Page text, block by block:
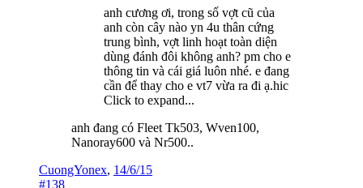
anh cương ơi, trong số vợt cũ của
anh còn cây nào yn 4u thân cứng
trung bình, vợt linh hoạt toàn diện
dùng đánh đôi không anh? pm cho e
thông tin và cái giá luôn nhé. e đang
cần để thay cho e vt7 vừa ra đi ạ.hic
Click to expand...
anh đang có Fleet Tk503, Wven100,
Nanoray600 và Nr500..
CuongYonex, 14/6/15
#138